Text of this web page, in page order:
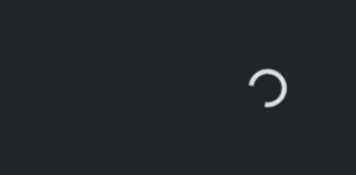
Loading...